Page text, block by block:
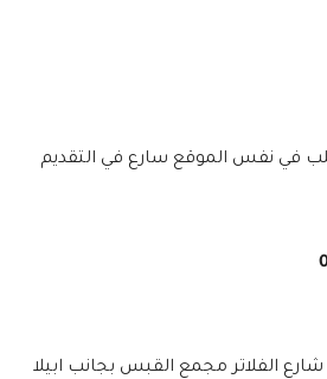
في نفس الموقع سارع في التقديم
شارع الفلاتر مجمع القبس بجانب ابيلا